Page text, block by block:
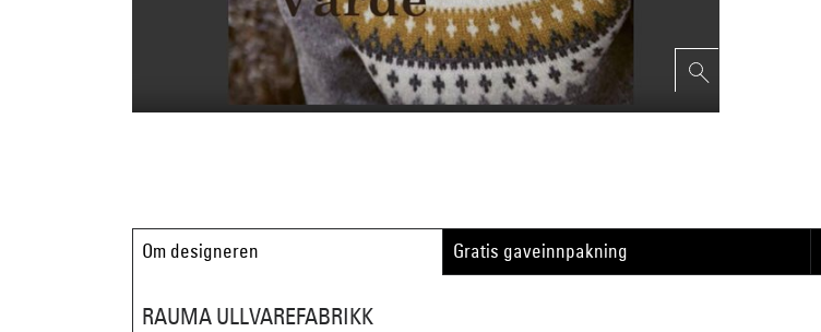
Om designeren Gratis gaveinnpakning
RAUMA ULLVAREFABRIKK